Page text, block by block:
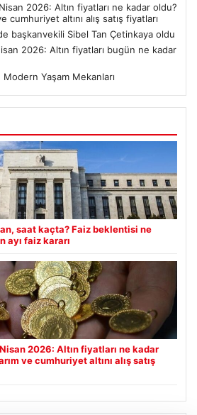
2026: Altın fiyatları ne kadar oldu?
cumhuriyet altını alış satış fiyatları
başkanvekili Sibel Tan Çetinkaya oldu
2026: Altın fiyatları bugün ne kadar
Yaşam Mekanları
saat kaçta? Faiz beklentisi ne
ayı faiz kararı
2026: Altın fiyatları ne kadar
ve cumhuriyet altını alış satış